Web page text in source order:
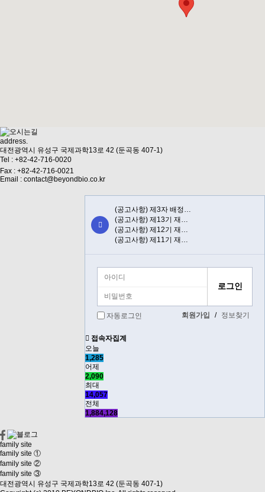
address.
대전광역시 유성구 국제과학13로 42 (둔곡동 407-1)
Tel : +82-42-716-0020
Fax : +82-42-716-0021
Email : contact@beyondbio.co.kr
(공고사항) 제3자 배정…
(공고사항) 제13기 재…
(공고사항) 제12기 재…
(공고사항) 제11기 재…
자동로그인 회원가입 / 정보찾기
접속자집계
오늘
1,285
어제
2,090
최대
14,057
전체
1,884,128
family site
family site ①
family site ②
family site ③
대전광역시 유성구 국제과학13로 42 (둔곡동 407-1)